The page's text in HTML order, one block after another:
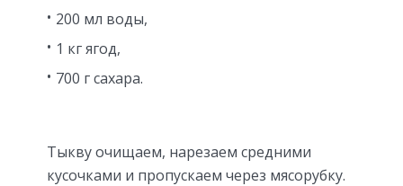
200 мл воды,
1 кг ягод,
700 г сахара.
Тыкву очищаем, нарезаем средними
кусочками и пропускаем через мясорубку.